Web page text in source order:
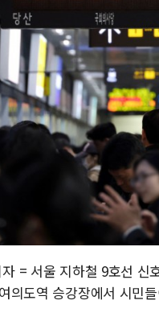
= 서울 지하철 9호선 신
의도역 승강장에서 시민